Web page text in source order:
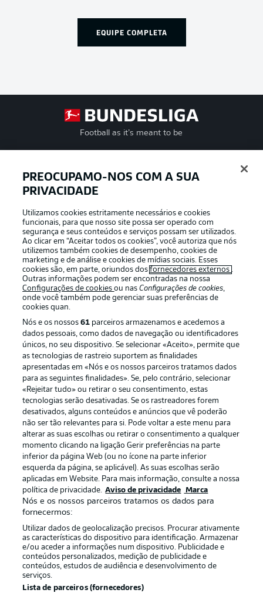
EQUIPE COMPLETA
Football as it’s meant to be
APLICATIVO DA BUNDESLIGA
Oferecido por
Publicidade Avisos legais
Gerir preferências Aviso de privacidade
Trabalhe conosco
Marca Contato
Jogadores
© 2026 Bundesliga-Gruppe GmbH
PREOCUPAMO-NOS COM A SUA
PRIVACIDADE
Utilizamos cookies estritamente necessários e cookies
funcionais, para que nosso site possa ser operado com
segurança e seus conteúdos e serviços possam ser utilizados.
Ao clicar em “Aceitar todos os cookies”, você autoriza que nós
utilizemos também cookies de desempenho, cookies de
marketing e de análise e cookies de mídias sociais. Esses
cookies são, em parte, oriundos dosfornecedores externos .
Outras informações podem ser encontradas na nossa
Configurações de cookiesou nasConfigurações de cookies,
onde você também pode gerenciar suas preferências de
cookies quan.
Nós e os nossos61 parceiros armazenamos e acedemos a
dados pessoais, como dados de navegação ou identificadores
únicos, no seu dispositivo. Se selecionar «Aceito», permite que
as tecnologias de rastreio suportem as finalidades
apresentadas em «Nós e os nossos parceiros tratamos dados
para as seguintes finalidades». Se, pelo contrário, selecionar
«Rejeitar tudo» ou retirar o seu consentimento, estas
tecnologias serão desativadas. Se os rastreadores forem
desativados, alguns conteúdos e anúncios que vê poderão
não ser tão relevantes para si. Pode voltar a este menu para
alterar as suas escolhas ou retirar o consentimento a qualquer
momento clicando na ligação Gerir preferências na parte
inferior da página Web (ou no ícone na parte inferior
esquerda da página, se aplicável). As suas escolhas serão
aplicadas em Website. Para mais informação, consulte a nossa
política de privacidade. Aviso de privacidade Marca
Nós e os nossos parceiros tratamos os dados para
fornecermos:
Utilizar dados de geolocalização precisos. Procurar ativamente
as características do dispositivo para identificação. Armazenar
e/ou aceder a informações num dispositivo. Publicidade e
conteúdos personalizados, medição de publicidade e
conteúdos, estudos de audiência e desenvolvimento de
serviços.
Lista de parceiros (fornecedores)